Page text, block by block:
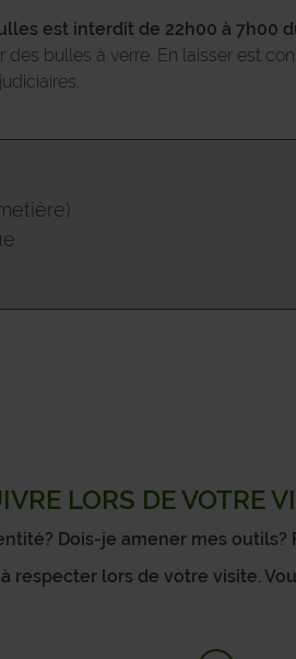
PHILIPPEVILLE
SAMBREVILLE
SOMME-LEUZE
YVOIR
est interdit de 22h00 à 7h00
bulles à verre. En laisser est
LORS DE VOTRE
Dois-je amener mes
respecter lors de votre visite.